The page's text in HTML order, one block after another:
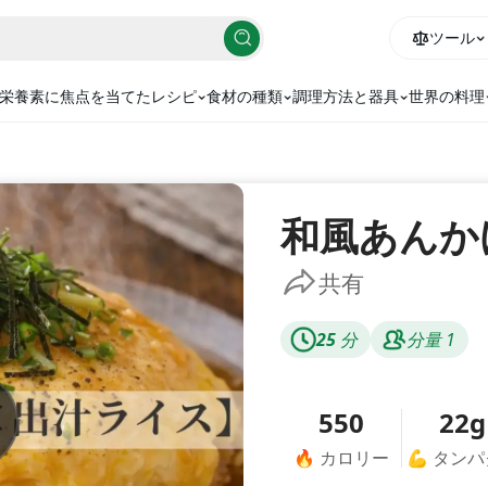
ツール
養素に焦点を当てたレシピ 食材の種類 調理方法と器具 世界の料理
和風あん
共有
25 分 分量 1
550
🔥 カロリー
22g
💪 タン